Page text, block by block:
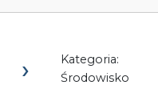
Kategoria:
Środowisko